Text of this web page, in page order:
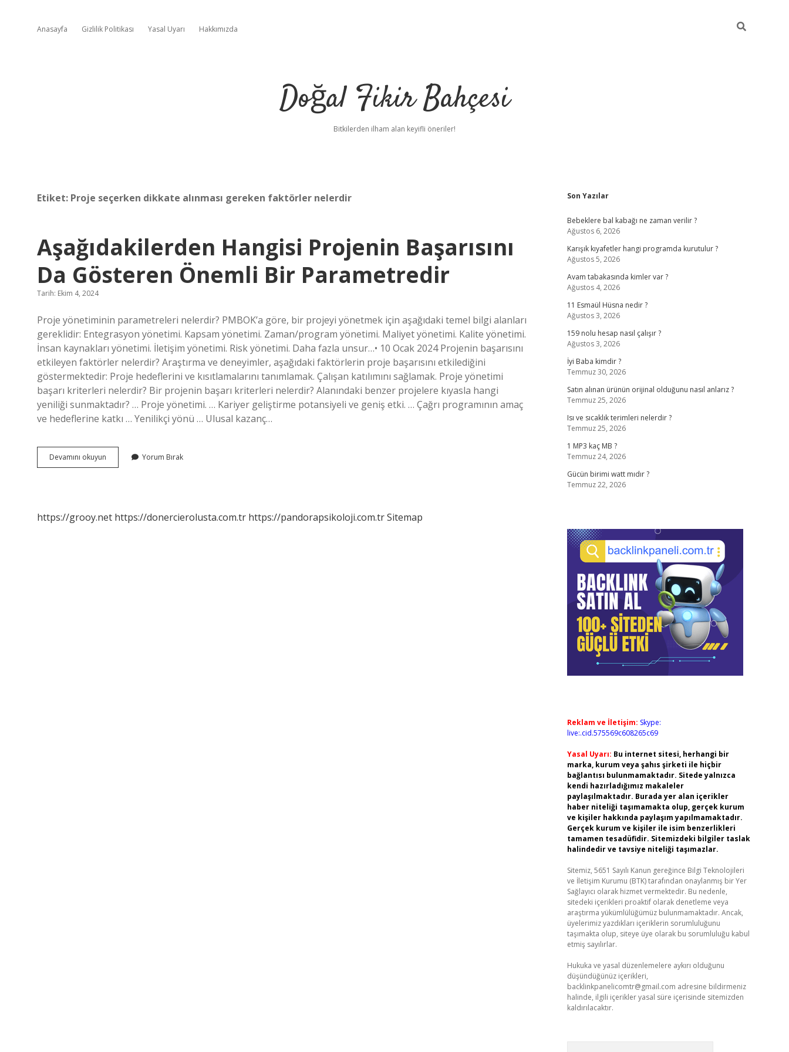
Anasayfa Gizlilik Politikası Yasal Uyarı Hakkımızda
Doğal Fikir Bahçesi
Bitkilerden ilham alan keyifli öneriler!
Etiket: Proje seçerken dikkate alınması gereken faktörler nelerdir
Aşağıdakilerden Hangisi Projenin Başarısını
Da Gösteren Önemli Bir Parametredir
Tarih: Ekim 4, 2024
Proje yönetiminin parametreleri nelerdir? PMBOK’a göre, bir projeyi yönetmek için aşağıdaki temel bilgi alanları
gereklidir: Entegrasyon yönetimi. Kapsam yönetimi. Zaman/program yönetimi. Maliyet yönetimi. Kalite yönetimi.
İnsan kaynakları yönetimi. İletişim yönetimi. Risk yönetimi. Daha fazla unsur…• 10 Ocak 2024 Projenin başarısını
etkileyen faktörler nelerdir? Araştırma ve deneyimler, aşağıdaki faktörlerin proje başarısını etkilediğini
göstermektedir: Proje hedeflerini ve kısıtlamalarını tanımlamak. Çalışan katılımını sağlamak. Proje yönetimi
başarı kriterleri nelerdir? Bir projenin başarı kriterleri nelerdir? Alanındaki benzer projelere kıyasla hangi
yeniliği sunmaktadır? … Proje yönetimi. … Kariyer geliştirme potansiyeli ve geniş etki. … Çağrı programının amaç
ve hedeflerine katkı … Yenilikçi yönü … Ulusal kazanç…
Devamını okuyun Aşağıdakilerden
Hangisi
Önemli
Yorum Bırak
https://grooy.net https://donercierolusta.com.tr https://pandorapsikoloji.com.trSitemap
Sidebar
Son Yazılar
Bebeklere bal kabağı ne zaman verilir ?
Ağustos 6, 2026
Karışık kıyafetler hangi programda kurutulur ?
Ağustos 5, 2026
Avam tabakasında kimler var ?
Ağustos 4, 2026
11 Esmaül Hüsna nedir ?
Ağustos 3, 2026
159 nolu hesap nasıl çalışır ?
Ağustos 3, 2026
İyi Baba kimdir ?
Temmuz 30, 2026
Satın alınan ürünün orijinal olduğunu nasıl anlarız ?
Temmuz 25, 2026
Isı ve sıcaklık terimleri nelerdir ?
Temmuz 25, 2026
1 MP3 kaç MB ?
Temmuz 24, 2026
Gücün birimi watt mıdır ?
Temmuz 22, 2026
Reklam ve İletişim: Skype:
live:.cid.575569c608265c69
Yasal Uyarı: Bu internet sitesi, herhangi bir
marka, kurum veya şahıs şirketi ile hiçbir
bağlantısı bulunmamaktadır. Sitede yalnızca
kendi hazırladığımız makaleler
paylaşılmaktadır. Burada yer alan içerikler
haber niteliği taşımamakta olup, gerçek kurum
ve kişiler hakkında paylaşım yapılmamaktadır.
Gerçek kurum ve kişiler ile isim benzerlikleri
tamamen tesadüfidir. Sitemizdeki bilgiler taslak
halindedir ve tavsiye niteliği taşımazlar.
Sitemiz, 5651 Sayılı Kanun gereğince Bilgi Teknolojileri
ve İletişim Kurumu (BTK) tarafından onaylanmış bir Yer
Sağlayıcı olarak hizmet vermektedir. Bu nedenle,
sitedeki içerikleri proaktif olarak denetleme veya
araştırma yükümlülüğümüz bulunmamaktadır. Ancak,
üyelerimiz yazdıkları içeriklerin sorumluluğunu
taşımakta olup, siteye üye olarak bu sorumluluğu kabul
etmiş sayılırlar.
Hukuka ve yasal düzenlemelere aykırı olduğunu
düşündüğünüz içerikleri,
backlinkpanelicomtr@gmail.com adresine bildirmeniz
halinde, ilgili içerikler yasal süre içerisinde sitemizden
kaldırılacaktır.